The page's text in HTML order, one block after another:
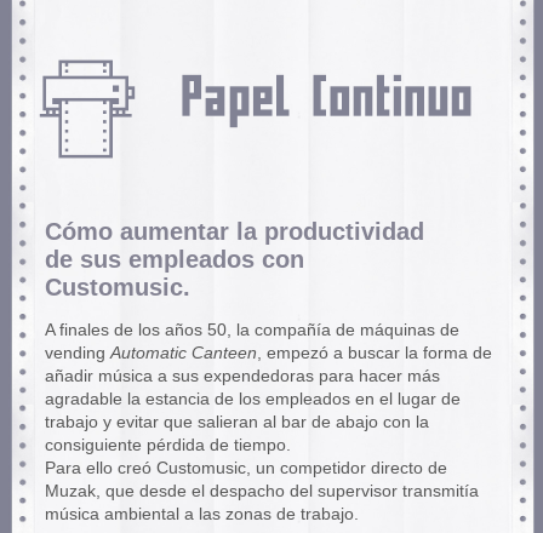
Cómo aumentar la productividad
de sus empleados con
Customusic.
A finales de los años 50, la compañí­a de máquinas de
vending Automatic Canteen , empezó a buscar la forma de
añadir música a sus expendedoras para hacer más
agradable la estancia de los empleados en el lugar de
trabajo y evitar que salieran al bar de abajo con la
consiguiente pérdida de tiempo.
Para ello creó Customusic, un competidor directo de
Muzak, que desde el despacho del supervisor transmití­a
música ambiental a las zonas de trabajo.